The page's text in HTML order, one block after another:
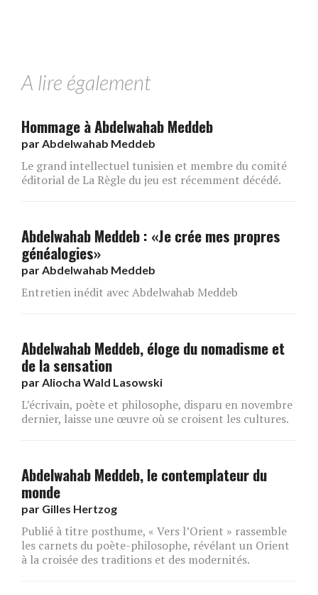
A lire également
Hommage à Abdelwahab Meddeb
parAbdelwahab Meddeb
Le grand intellectuel tunisien et membre du comité
éditorial de La Règle du jeu est récemment décédé.
Abdelwahab Meddeb : «Je crée mes propres
généalogies»
parAbdelwahab Meddeb
Entretien inédit avec Abdelwahab Meddeb
Abdelwahab Meddeb, éloge du nomadisme et
de la sensation
parAliocha Wald Lasowski
L’écrivain, poète et philosophe, disparu en novembre
dernier, laisse une œuvre où se croisent les cultures.
Abdelwahab Meddeb, le contemplateur du
monde
par Gilles Hertzog
Publié à titre posthume, « Vers l’Orient » rassemble
les carnets du poète-philosophe, révélant un Orient
à la croisée des traditions et des modernités.